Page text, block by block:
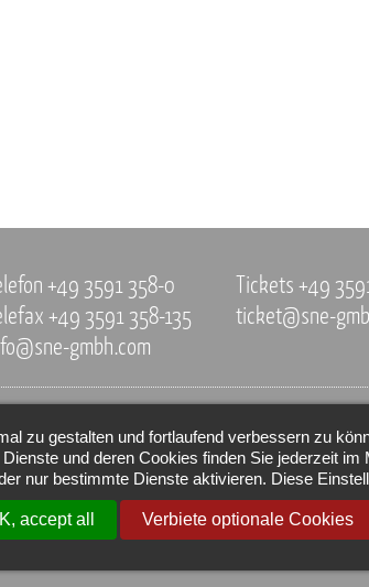
+49 3591 358-0
+49 3591 358-135
gmbh.com
Tickets +49
ticket@sne-
zu gestalten und fortlaufend verbessern zu
und deren Cookies finden Sie jederzeit
nur bestimmte Dienste aktivieren. Diese
accept all Verbiete optionale Cookies